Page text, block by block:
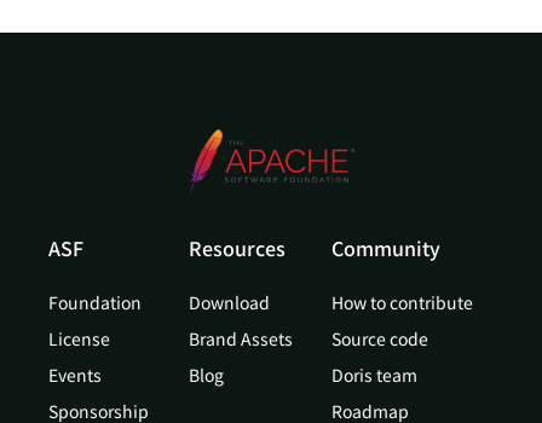
ASF
Foundation
License
Events
Sponsorship
Resources
Download
Brand Assets
Blog
Community
How to contribute
Source code
Doris team
Roadmap